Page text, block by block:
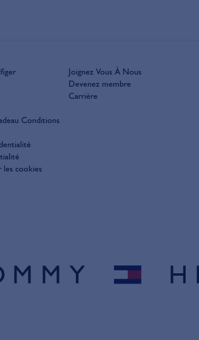
Conditions
les cookies
Joignez Vous À Nous
Devenez membre
Carrière